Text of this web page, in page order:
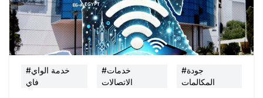
#خدمة الواي
فاي
#خدمات
الاتصالات
#جودة
المكالمات